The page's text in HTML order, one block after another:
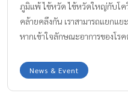
ภูมิแพ้ ไข้หวัด ไข้หวัดใหญ่กับโค
คล้ายคลึงกัน เราสามารถแยกแ
หากเข้าใจลักษณะอาการของโรค
News & Event